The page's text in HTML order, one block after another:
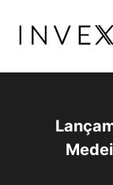
para
Conteúdo